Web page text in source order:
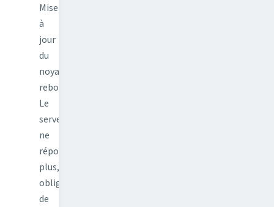
Mise
à
jour
du
noyau,
reboot.
Le
serveur
ne
répond
plus,
obligé
de